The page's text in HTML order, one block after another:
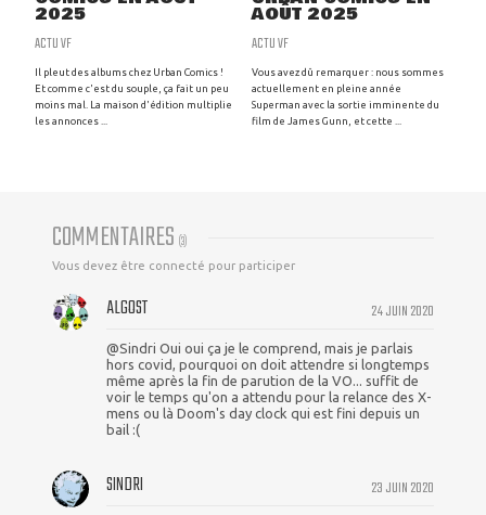
2025
ACTU VF
Il pleut des albums chez Urban Comics !
Et comme c'est du souple, ça fait un peu
moins mal. La maison d'édition multiplie
les annonces ...
AOÛT 2025
ACTU VF
Vous avez dû remarquer : nous sommes
actuellement en pleine année
Superman avec la sortie imminente du
film de James Gunn, et cette ...
COMMENTAIRES (3)
Vous devez être connecté pour participer
24 JUIN 2020
ALGOST
@Sindri Oui oui ça je le comprend, mais je parlais
hors covid, pourquoi on doit attendre si longtemps
même après la fin de parution de la VO... suffit de
voir le temps qu'on a attendu pour la relance des X-
mens ou là Doom's day clock qui est fini depuis un
bail :(
23 JUIN 2020
SINDRI